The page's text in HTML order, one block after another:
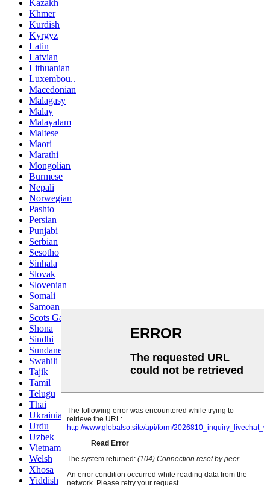
Kazakh
Khmer
Kurdish
Kyrgyz
Latin
Latvian
Lithuanian
Luxembou..
Macedonian
Malagasy
Malay
Malayalam
Maltese
Maori
Marathi
Mongolian
Burmese
Nepali
Norwegian
Pashto
Persian
Punjabi
Serbian
Sesotho
Sinhala
Slovak
Slovenian
Somali
Samoan
Scots Gaelic
Shona
Sindhi
Sundanese
Swahili
Tajik
Tamil
Telugu
Thai
Ukrainian
Urdu
Uzbek
Vietnamese
Welsh
Xhosa
Yiddish